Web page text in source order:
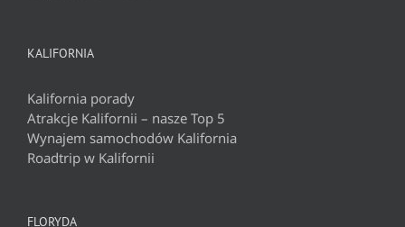
KALIFORNIA
Kalifornia porady
Atrakcje Kalifornii – nasze Top 5
Wynajem samochodów Kalifornia
Roadtrip w Kalifornii
FLORYDA